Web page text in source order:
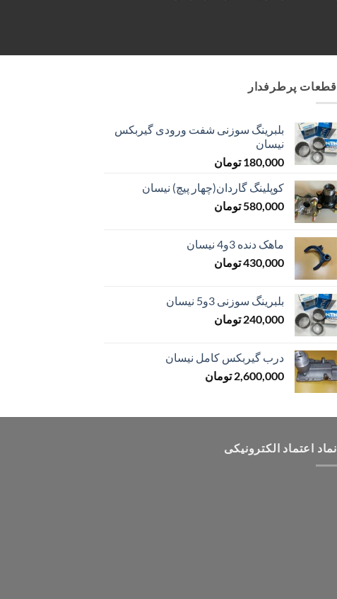
قطعات پرطرفدار
بلبرینگ سوزنی شفت ورودی گیربکس
نیسان
180,000 تومان
کوپلینگ گاردان(چهار پیچ) نیسان
580,000تومان
ماهک دنده 3و4 نیسان
430,000تومان
بلبرینگ سوزنی 3و5 نیسان
240,000 تومان
درب گیربکس کامل نیسان
2,600,000 تومان
نماد اعتماد الکترونیکی